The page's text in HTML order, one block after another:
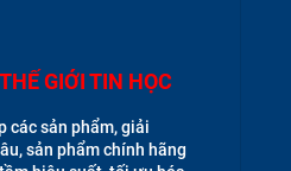
GIỚI TIN HỌC
các sản phẩm, giải
sản phẩm chính hãng